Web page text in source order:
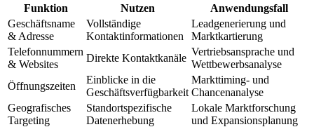
Funktion
Nutzen
Anwendungsfall
Geschäftsname
& Adresse
Vollständige
Kontaktinformationen
Leadgenerierung und
Marktkartierung
Telefonnummern
& Websites
Direkte Kontaktkanäle
Vertriebsansprache und
Wettbewerbsanalyse
Öffnungszeiten
Einblicke in die
Geschäftsverfügbarkeit
Markttiming- und
Chancenanalyse
Geografisches
Targeting
Standortspezifische
Datenerhebung
Lokale Marktforschung
und Expansionsplanung